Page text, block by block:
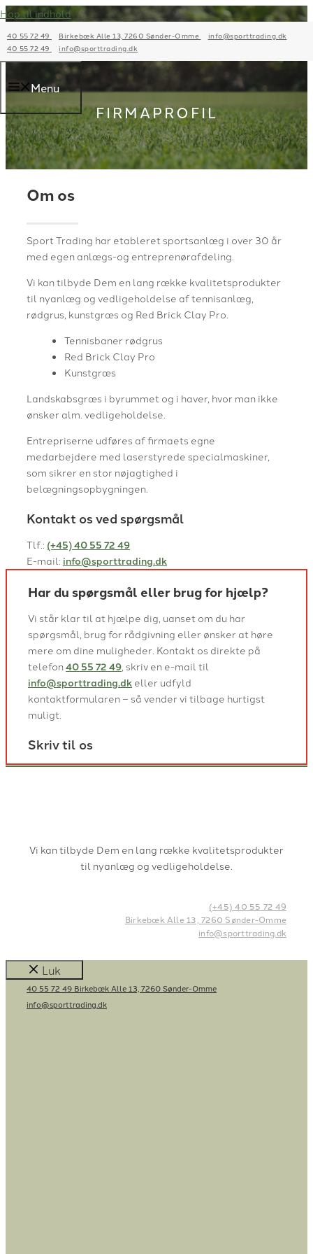
Hop til indhold
40 55 72 49 Birkebæk Alle 13, 7260 Sønder-Omme
info@sporttrading.dk
40 55 72 49
info@sporttrading.dk
Menu
FIRMAPROFIL
Om os
Sport Trading har etableret sportsanlæg i over 30 år
med egen anlægs-og entreprenørafdeling.
Vi kan tilbyde Dem en lang række kvalitetsprodukter
til nyanlæg og vedligeholdelse af tennisanlæg,
rødgrus, kunstgræs og Red Brick Clay Pro.
Tennisbaner rødgrus
Red Brick Clay Pro
Kunstgræs
Landskabsgræs i byrummet og i haver, hvor man ikke
ønsker alm. vedligeholdelse.
Entrepriserne udføres af firmaets egne
medarbejdere med laserstyrede specialmaskiner,
som sikrer en stor nøjagtighed i
belægningsopbygningen.
Kontakt os ved spørgsmål
Tlf.: (+45) 40 55 72 49
E-mail: info@sporttrading.dk
Har du spørgsmål eller brug for hjælp?
Vi står klar til at hjælpe dig, uanset om du har
spørgsmål, brug for rådgivning eller ønsker at høre
mere om dine muligheder. Kontakt os direkte på
telefon40 55 72 49, skriv en e-mail til
info@sporttrading.dk eller udfyld
kontaktformularen – så vender vi tilbage hurtigst
muligt.
Skriv til os
Vi kan tilbyde Dem en lang række kvalitetsprodukter
til nyanlæg og vedligeholdelse.
(+45) 40 55 72 49
Birkebæk Alle 13, 7260 Sønder-Omme
info@sporttrading.dk
Luk
40 55 72 49 Birkebæk Alle 13, 7260 Sønder-Omme
info@sporttrading.dk